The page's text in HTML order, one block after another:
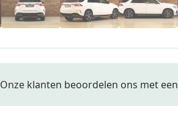
Onze klanten beoordelen ons met een